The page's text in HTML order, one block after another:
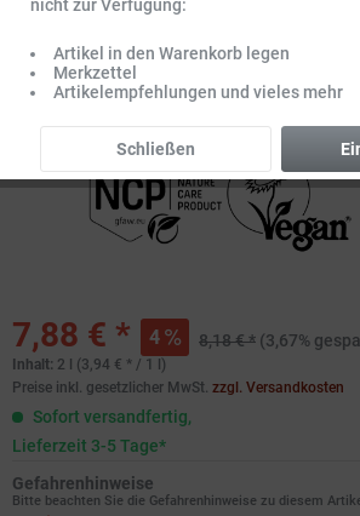
7,88 € * 4 8,18 € * (3,67%
Inhalt: 2 l (3,94 € * / 1 l)
Preise inkl. gesetzlicher MwSt. zzgl. Versandkosten
Sofort versandfertig,
Lieferzeit 3-5 Tage*
Gefahrenhinweise
Bitte beachten Sie die Gefahrenhinweise zu diesem
nicht zur Verfügung:
Artikel in den Warenkorb legen
Merkzettel
Artikelempfehlungen und vieles mehr
Schließen